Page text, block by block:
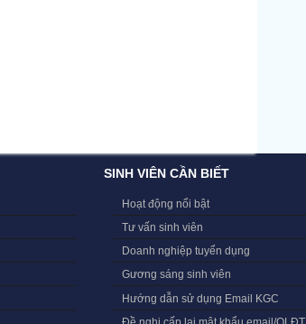
SINH VIÊN CẦN BIẾT
Hoạt động nổi bật
Tư vấn sinh viên
Doanh nghiệp tuyển dụng
Gương sáng sinh viên
Hướng dẫn sử dụng Email KGC